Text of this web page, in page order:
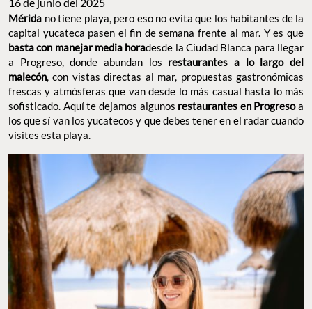
16 de junio del 2025
Méridano tiene playa, pero eso no evita que los habitantes de la
capital yucateca pasen el fin de semana frente al mar. Y es que
basta con manejar media horadesde la Ciudad Blanca para
llegar a Progreso, donde abundan los restaurantes a lo largo
del malecón, con vistas directas al mar, propuestas
gastronómicas frescas y atmósferas que van desde lo más
casual hasta lo más sofisticado. Aquí te dejamos algunos
debes tener en el radar cuando visites esta playa.